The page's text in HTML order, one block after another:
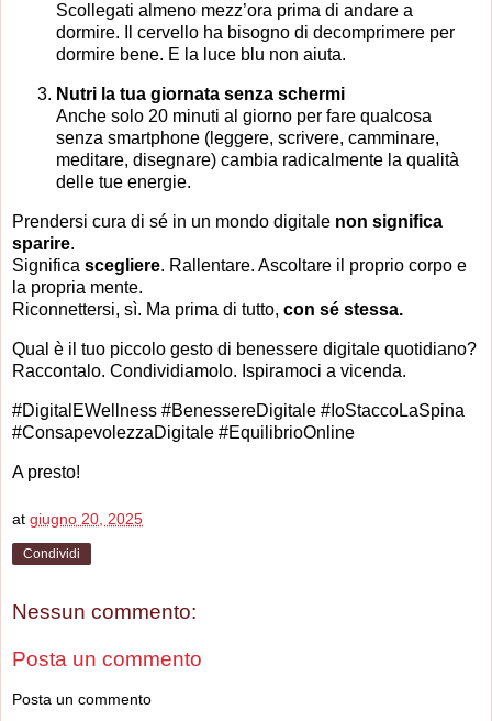
Scollegati almeno mezz’ora prima di andare a
dormire. Il cervello ha bisogno di decomprimere per
dormire bene. E la luce blu non aiuta.
Nutri la tua giornata senza schermi
Anche solo 20 minuti al giorno per fare qualcosa
senza smartphone (leggere, scrivere, camminare,
meditare, disegnare) cambia radicalmente la qualità
delle tue energie.
Prendersi cura di sé in un mondo digitale non significa
sparire.
Significa scegliere. Rallentare. Ascoltare il proprio corpo e
la propria mente.
Riconnettersi, sì. Ma prima di tutto, con sé stessa.
Qual è il tuo piccolo gesto di benessere digitale quotidiano?
Raccontalo. Condividiamolo. Ispiramoci a vicenda.
#DigitalEWellness #BenessereDigitale #IoStaccoLaSpina
#ConsapevolezzaDigitale #EquilibrioOnline
A presto!
at giugno 20, 2025
Condividi
Nessun commento:
Posta un commento
Posta un commento